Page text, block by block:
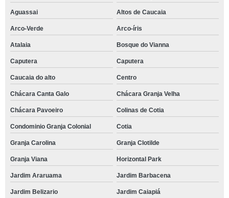
Aguassai Altos de Caucaia
Arco-Verde Arco-íris
Atalaia Bosque do Vianna
Caputera Caputera
Caucaia do alto Centro
Chácara Canta Galo Chácara Granja Velha
Chácara Pavoeiro Colinas de Cotia
Condominio Granja Colonial Cotia
Granja Carolina Granja Clotilde
Granja Viana Horizontal Park
Jardim Araruama Jardim Barbacena
Jardim Belizario Jardim Caiapiá